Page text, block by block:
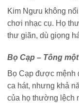
Kim Ngưu không
chơi nhạc cụ. Họ
thư giãn, dù giọng
Bọ Cạp – Tông
Bọ Cạp được mệnh
ca hát, nhưng khả
của họ thường lệch